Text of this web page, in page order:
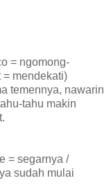
= ngomong-
= mendekati)
temennya, nawarin
tahu makin
= segarnya /
sudah mulai